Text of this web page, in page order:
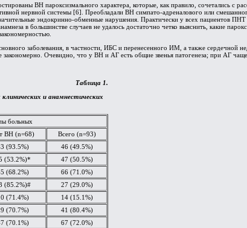
ВН пароксизмального характера, которые, как правило, сочетались с
нервной системы [6]. Преобладали ВН симпато-адреналового или
эндокринно-обменные нарушения. Практически у всех пациентов
в большинстве случаев не удалось достаточно четко выяснить, какие
заболевания, в частности, ИБС и перенесенного ИМ, а также сердечной
Очевидно, что у ВН и АГ есть общие звенья патогенеза; при АГ
Таблица 1.
и анамнестических
больных
ВН (n=68) Всего (n=93)
(93.5%)
46 (49.5%)
(53.2%)* 47 (50.5%)
(68.2%)
66 (71.0%)
(85.2%)# 27 (29.0%)
(71.4%)
14 (15.1%)
(70.7%) 41 (80.4%)
(70.1%)
67 (72.0%)